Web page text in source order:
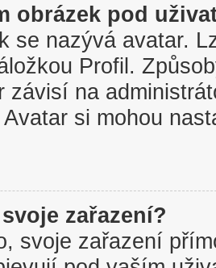
obrázek pod
se nazývá avatar.
Profil.
závisí na
si mohou
zařazení?
svoje zařazení